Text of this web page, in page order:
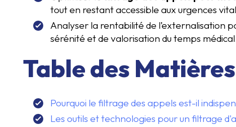
tout en restant accessible aux urgences
Analyser la rentabilité de l’externalisation
sérénité et de valorisation du temps
Table des Matières
Pourquoi le filtrage des appels est-il
Les outils et technologies pour un filtrage